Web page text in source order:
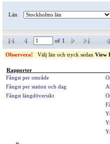
Län
of 1
Observera! Välj län och tryck sedan View
Fångst per område
Fångst per station och dag
Fångst längdöversikt